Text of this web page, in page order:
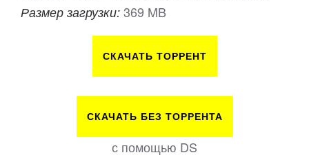
Размер загрузки: 369 MB
СКАЧАТЬ ТОРРЕНТ
СКАЧАТЬ БЕЗ ТОРРЕНТА
с помощью DS